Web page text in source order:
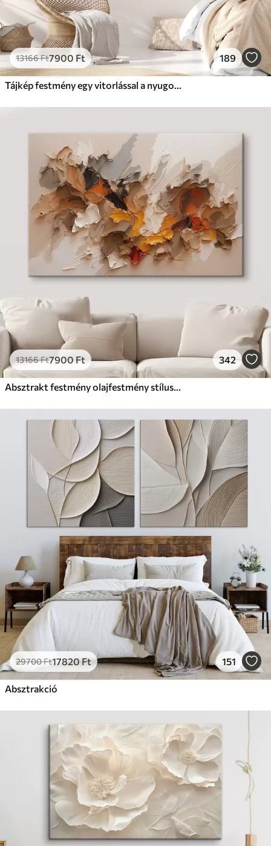
13166Ft7900 Ft 189
Tájkép festmény egy vitorlással a nyugodt tengeren, narancssárga és sárga égbolt, távoli hegyek
13166Ft7900Ft 342
Absztrakt festmény olajfestmény stílusban
29700Ft17820Ft 151
Absztrakció